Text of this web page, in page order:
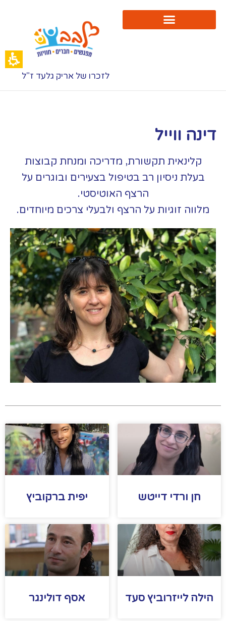
סמואל
לזכרו של אריק גלעד ז"ל
דינה ווייל
קלינאית תקשורת, מדריכה ומנחת קבוצות
בעלת ניסיון רב בטיפול בצעירים ובוגרים על
הרצף האוטיסטי.
מלווה זוגיות על הרצף ולבעלי צרכים מיוחדים.
חן ורדי דייטש יפית ברקוביץ
הילה לייזרוביץ סעד אסף דולינגר